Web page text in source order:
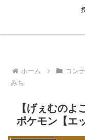
ホーム コン
みち
【げぇむの
ポケモン【エ